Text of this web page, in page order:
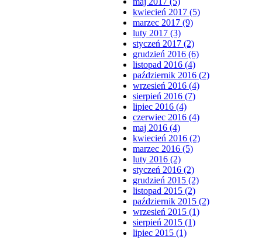
kwiecień 2017 (5)
marzec 2017 (9)
luty 2017 (3)
styczeń 2017 (2)
grudzień 2016 (6)
listopad 2016 (4)
październik 2016 (2)
wrzesień 2016 (4)
sierpień 2016 (7)
lipiec 2016 (4)
czerwiec 2016 (4)
maj 2016 (4)
kwiecień 2016 (2)
marzec 2016 (5)
luty 2016 (2)
styczeń 2016 (2)
grudzień 2015 (2)
listopad 2015 (2)
październik 2015 (2)
wrzesień 2015 (1)
sierpień 2015 (1)
lipiec 2015 (1)